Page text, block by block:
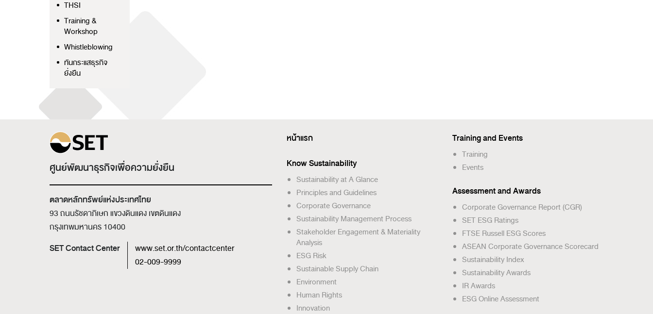
THSI
Training &
Workshop
Whistleblowing
ทันกระแสธุรกิจ
ยั่งยืน
ศูนย์พัฒนาธุรกิจเพื่อความยั่งยืน
ตลาดหลักทรัพย์แห่งประเทศไทย
93 ถนนรัชดาภิเษก แขวงดินแดง เขตดินแดง
กรุงเทพมหานคร 10400
SET Contact Center
www.set.or.th/contactcenter
02-009-9999
หน้าแรก
Know Sustainability
Sustainability at A Glance
Principles and Guidelines
Corporate Governance
Sustainability Management Process
Stakeholder Engagement & Materiality
Analysis
ESG Risk
Sustainable Supply Chain
Environment
Human Rights
Innovation
Training and Events
Training
Events
Assessment and Awards
Corporate Governance Report (CGR)
SET ESG Ratings
FTSE Russell ESG Scores
ASEAN Corporate Governance Scorecard
Sustainability Index
Sustainability Awards
IR Awards
ESG Online Assessment